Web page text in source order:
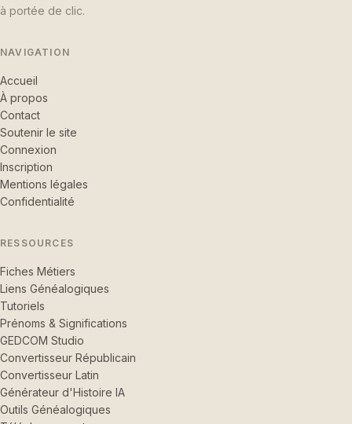
à portée de clic.
NAVIGATION
Accueil
À propos
Contact
Soutenir le site
Connexion
Inscription
Mentions légales
Confidentialité
RESSOURCES
Fiches Métiers
Liens Généalogiques
Tutoriels
Prénoms & Significations
GEDCOM Studio
Convertisseur Républicain
Convertisseur Latin
Générateur d'Histoire IA
Outils Généalogiques